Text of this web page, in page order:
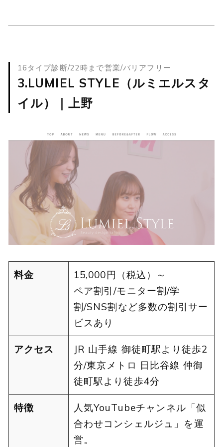
16タイプ診断/22時まで営業/バリアフリー
3.LUMIEL STYLE（ルミエルスタ
イル）｜上野
料金
15,000円（税込）～
ペア割引/モニター割/学
割/SNS割など多数の割引サー
ビスあり
アクセス
JR 山手線 御徒町駅より徒歩2
分/東京メトロ 日比谷線 仲御
徒町駅より徒歩4分
特徴
人気YouTubeチャンネル「似
合わせコンシェルジュ」を運
営。